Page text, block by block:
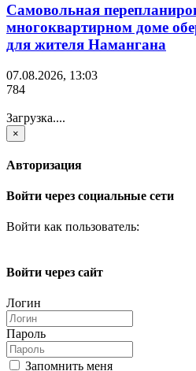
Самовольная
многоквартирном доме
для жителя Намангана
07.08.2026, 13:03
784
Загрузка....
×
Авторизация
Войти через социальные сети
Войти как пользователь:
Войти через сайт
Логин
Пароль
Запомнить меня